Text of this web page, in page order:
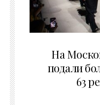
На
подали
63